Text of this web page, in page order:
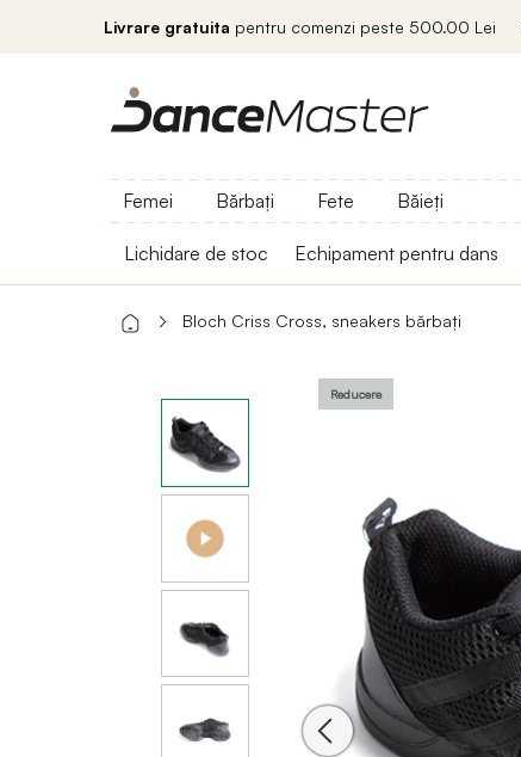
Livrare gratuita pentru comenzi peste 500.00 Lei
Femei Bărbați Fete Băieți
Lichidare de stoc Echipament pentru dans
Bloch Criss Cross, sneakers bărbați
Reducere